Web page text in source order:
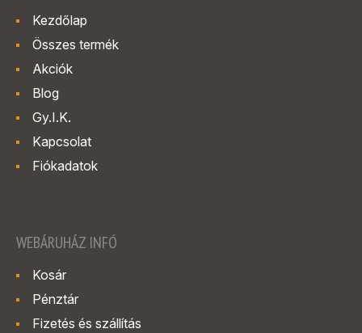
Kezdőlap
Összes termék
Akciók
Blog
Gy.I.K.
Kapcsolat
Fiókadatok
WEBÁRUHÁZ INFÓ
Kosár
Pénztár
Fizetés és szállítás